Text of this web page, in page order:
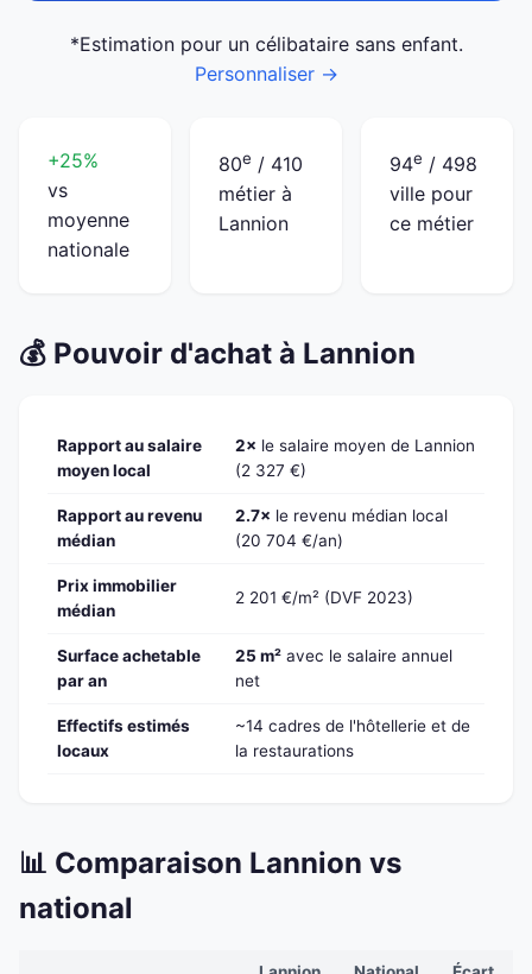
*Estimation pour un célibataire sans enfant.
Personnaliser →
+25%
vs
moyenne
nationale
80e / 410
métier à
Lannion
94e / 498
ville pour
ce métier
💰 Pouvoir d'achat à Lannion
Rapport au salaire
moyen local
2× le salaire moyen de Lannion
(2 327 €)
Rapport au revenu
médian
2.7× le revenu médian local
(20 704 €/an)
Prix immobilier
médian
2 201 €/m² (DVF 2023)
Surface achetable
par an
25 m² avec le salaire annuel
net
Effectifs estimés
locaux
~14 cadres de l'hôtellerie et de
la restaurations
📊 Comparaison Lannion vs
national